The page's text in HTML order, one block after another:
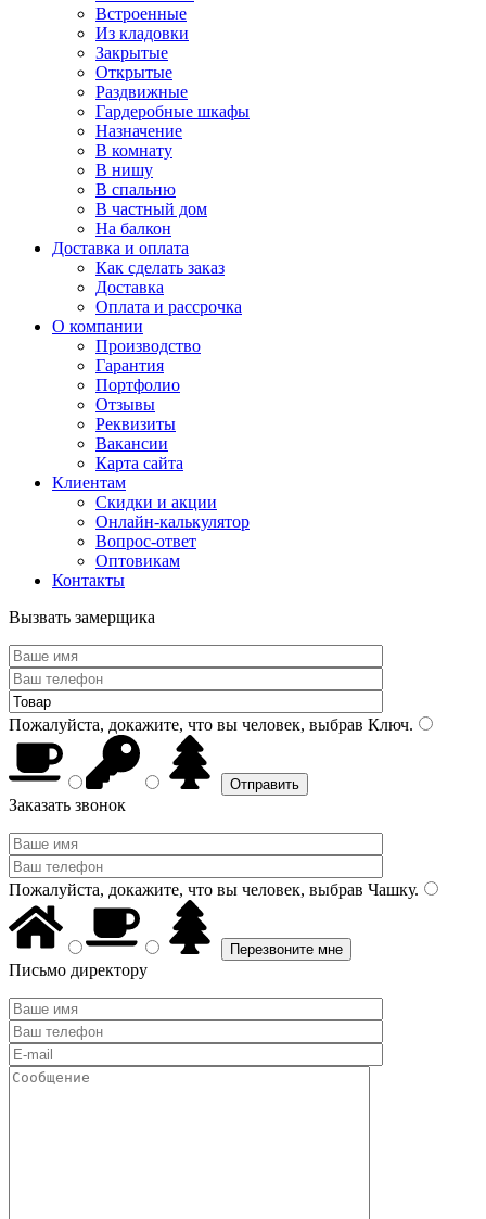
Встроенные
Из кладовки
Закрытые
Открытые
Раздвижные
Гардеробные шкафы
Назначение
В комнату
В нишу
В спальню
В частный дом
На балкон
Доставка и оплата
Как сделать заказ
Доставка
Оплата и рассрочка
О компании
Производство
Гарантия
Портфолио
Отзывы
Реквизиты
Вакансии
Карта сайта
Клиентам
Скидки и акции
Онлайн-калькулятор
Вопрос-ответ
Оптовикам
Контакты
Вызвать замерщика
Пожалуйста, докажите, что вы человек, выбрав Ключ.
Заказать звонок
Пожалуйста, докажите, что вы человек, выбрав Чашку.
Письмо директору